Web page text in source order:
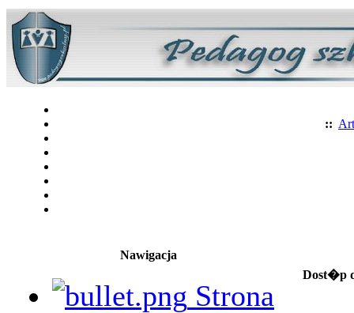
::
Nawigacja
Strona
Dost�p